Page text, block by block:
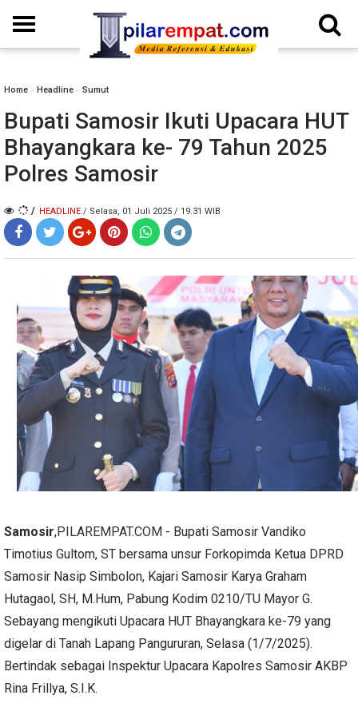
Home » Headline » Sumut
Bupati Samosir Ikuti Upacara HUT
Bhayangkara ke- 79 Tahun 2025
Polres Samosir
/ HEADLINE / Selasa, 01 Juli 2025 / 19.31 WIB
Samosir,PILAREMPAT.COM - Bupati Samosir Vandiko
Timotius Gultom, ST bersama unsur Forkopimda Ketua DPRD
Samosir Nasip Simbolon, Kajari Samosir Karya Graham
Hutagaol, SH, M.Hum, Pabung Kodim 0210/TU Mayor G.
Sebayang mengikuti Upacara HUT Bhayangkara ke-79 yang
digelar di Tanah Lapang Pangururan, Selasa (1/7/2025).
Bertindak sebagai Inspektur Upacara Kapolres Samosir AKBP
Rina Frillya, S.I.K.